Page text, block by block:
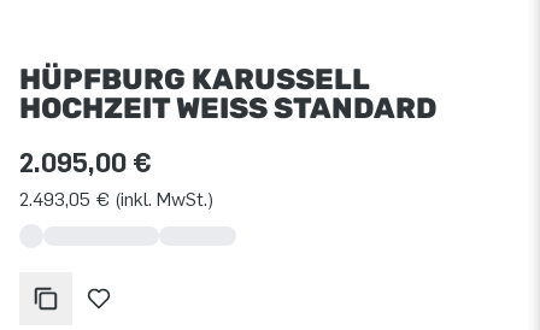
HÜPFBURG KARUSSELL
HOCHZEIT WEISS STANDARD
2.095,00 €
2.493,05 € (inkl. MwSt.)